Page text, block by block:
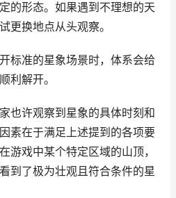
的形态。如果遇到不理想的天
更换地点从头观察。
标准的星象场景时，体系会给
利解开。
也许观察到星象的具体时刻和
素在于满足上述提到的各项要
游戏中某个特定区域的山顶，
到了极为壮观且符合条件的星